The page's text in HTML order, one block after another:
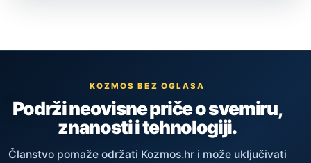
KOZMOS BEZ OGLASA
Podrži neovisne priče o svemiru,
znanosti i tehnologiji.
Članstvo pomaže održati Kozmos.hr i može uključivati